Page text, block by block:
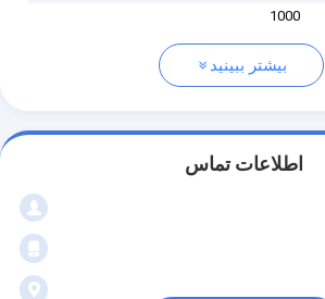
1000
بیشتر ببینید
اطلاعات تماس